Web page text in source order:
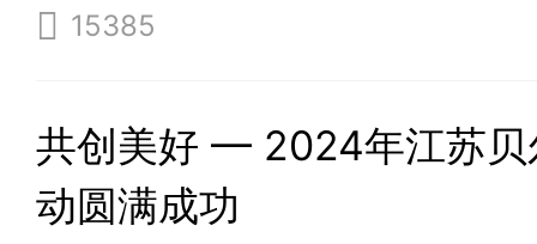
械与您共塑绿色未来
15385
共创美好 — 2024年江苏贝
动圆满成功